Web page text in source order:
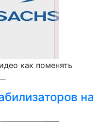
как поменять
на